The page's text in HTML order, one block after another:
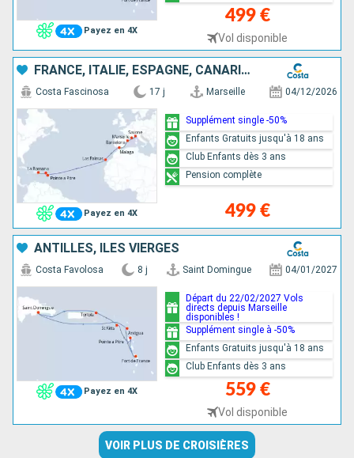
Payez en 4X
499 €
Vol disponible
FRANCE, ITALIE, ESPAGNE, CANARIES, ANTILLES, RÉP.DOMINICAINE
Payez en 4X
Costa Fascinosa 17 j Marseille 04/12/2026
499 €
Supplément single -50%
Enfants Gratuits jusqu'à 18 ans
Club Enfants dès 3 ans
Pension complète
ANTILLES, ILES VIERGES
Payez en 4X
Costa Favolosa 8 j Saint Domingue 04/01/2027
559 €
Vol disponible
Départ du 22/02/2027 Vols
directs depuis Marseille
disponibles !
Supplément single à -50%
Enfants Gratuits jusqu'à 18 ans
Club Enfants dès 3 ans
VOIR PLUS DE CROISIÈRES